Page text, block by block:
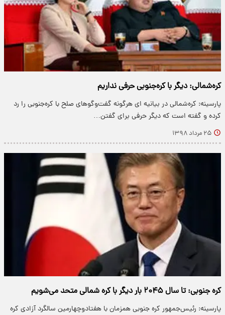
کره‌شمالی: دیگر با کره‌جنوبی حرفی نداریم
پارسینه: کره‌شمالی در بیانیه ای هرگونه گفت‌وگوهای صلح با کره‌جنوبی را رد
کرده و گفته است که دیگر حرفی برای گفتن…
۲۵ مرداد ۱۳۹۸
کره جنوبی: تا سال ۲۰۴۵ بار دیگر با کره شمالی متحد می‌شویم
پارسینه: رئیس‌جمهور کره جنوبی همزمان با هفتادوچهارمین سالگرد آزادی کره